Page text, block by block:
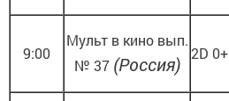
9:00
Мульт в кино вып.
№ 37 (Россия) 2D 0+